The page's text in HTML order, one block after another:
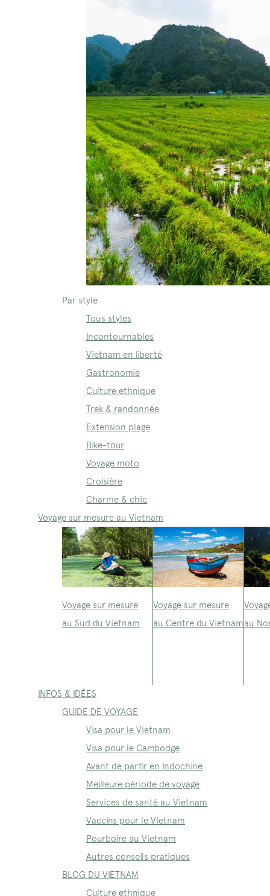
Par style
Tous styles
Incontournables
Vietnam en liberté
Gastronomie
Culture ethnique
Trek & randonnée
Extension plage
Bike-tour
Voyage moto
Croisière
Charme & chic
Voyage sur mesure au Vietnam
Voyage sur mesure
au Sud du Vietnam
Voyage sur mesure
au Centre du Vietnamau
INFOS & IDÉES
GUIDE DE VOYAGE
Visa pour le Vietnam
Visa pour le Cambodge
Avant de partir en Indochine
Meilleure période de voyage
Services de santé au Vietnam
Vaccins pour le Vietnam
Pourboire au Vietnam
Autres conseils pratiques
BLOG DU VIETNAM
Culture ethnique